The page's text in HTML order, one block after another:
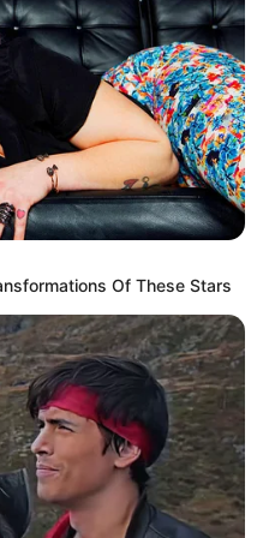
Πως οι αξιωματούχοι της
δημόσιας υγείας κατάντησαν
«διεστραμμένοι» και «ηθικά
κατακριτέοι»
Η Ρωσία κινητοποίησε το
πυρηνικό υποβρύχιο «K-329
Belgorod» για να δοκιμάσει
την...
Of These Stars